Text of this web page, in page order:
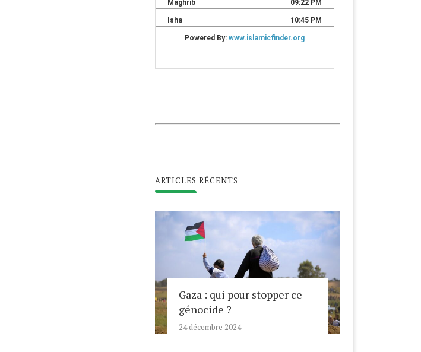
ARTICLES RÉCENTS
Gaza : qui pour stopper ce
génocide ?
24 décembre 2024